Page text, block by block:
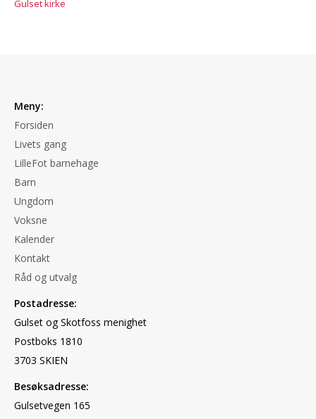
Gulset kirke
Meny:
Forsiden
Livets gang
LilleFot barnehage
Barn
Ungdom
Voksne
Kalender
Kontakt
Råd og utvalg
Postadresse:
Gulset og Skotfoss menighet
Postboks 1810
3703 SKIEN
Besøksadresse:
Gulsetvegen 165